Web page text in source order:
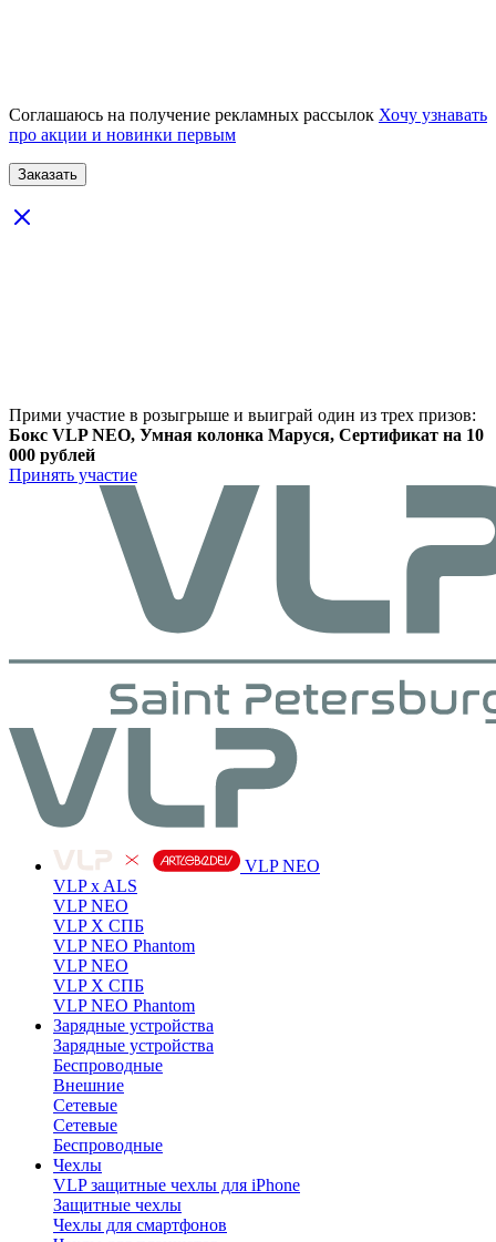
Соглашаюсь на получение рекламных рассылок Хочу узнавать
про акции и новинки первым
Прими участие в розыгрыше и выиграй один из трех призов:
Бокс VLP NEO, Умная колонка Маруся, Сертификат на 10
000 рублей
Принять участие
VLP NEO
VLP x ALS
VLP NEO
VLP X СПБ
VLP NEO Phantom
VLP NEO
VLP X СПБ
VLP NEO Phantom
Зарядные устройства
Зарядные устройства
Беспроводные
Внешние
Сетевые
Сетевые
Беспроводные
Чехлы
VLP защитные чехлы для iPhone
Защитные чехлы
Чехлы для смартфонов